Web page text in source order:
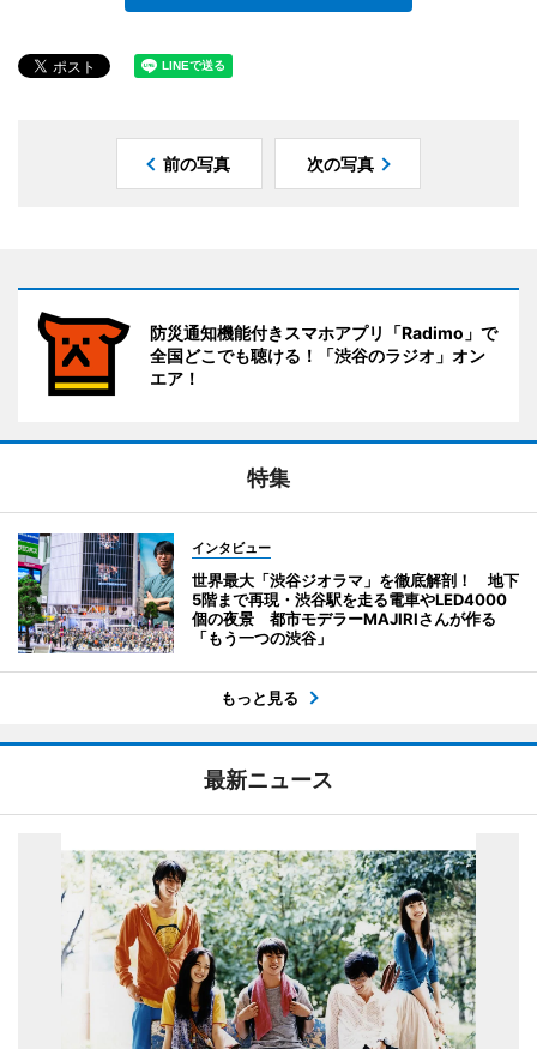
前の写真 次の写真
防災通知機能付きスマホアプリ「Radimo」で
全国どこでも聴ける！「渋谷のラジオ」オン
エア！
特集
インタビュー
世界最大「渋谷ジオラマ」を徹底解剖！ 地下
5階まで再現・渋谷駅を走る電車やLED4000
個の夜景 都市モデラーMAJIRIさんが作る
「もう一つの渋谷」
もっと見る
最新ニュース